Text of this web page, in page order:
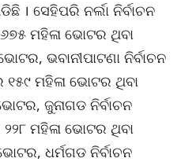
। ସେହିପରି ନର୍ଲା ନିର୍ବାଚନ
ମହିଳା ଭୋଟର ଥିବା
ଭବାନୀପାଟଣା ନିର୍ବାଚନ
ମହିଳା ଭୋଟର ଥିବା
ଜୁନାଗଡ ନିର୍ବାଚନ
ମହିଳା ଭୋଟର ଥିବା
ଧର୍ମଗଡ ନିର୍ବାଚନ